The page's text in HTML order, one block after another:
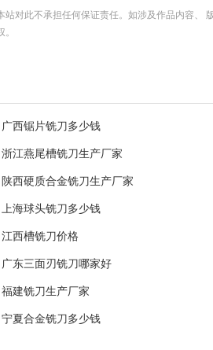
对此不承担任何保证责任。如涉及作品内容、
广西锯片铣刀多少钱
浙江燕尾槽铣刀生产厂家
陕西硬质合金铣刀生产厂家
上海球头铣刀多少钱
江西槽铣刀价格
广东三面刃铣刀哪家好
福建铣刀生产厂家
宁夏合金铣刀多少钱